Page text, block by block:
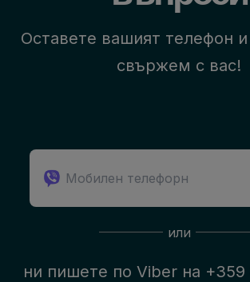
Оставете вашият телефон
свържем с вас!
или
ни пишете по Viber на +359